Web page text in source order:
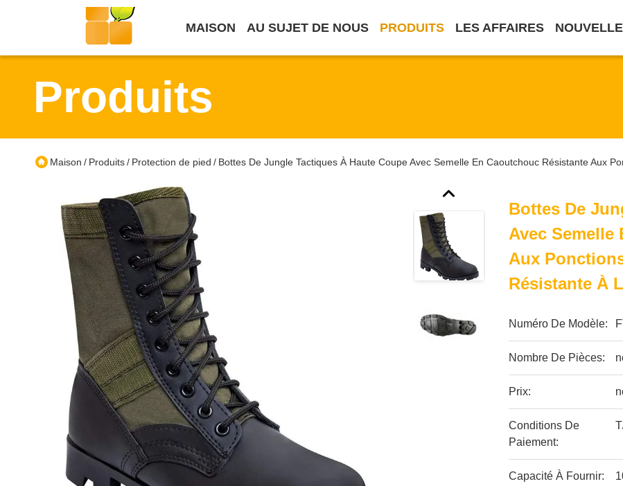
MAISON AU SUJET DE NOUS PRODUITS LES AFFAIRES
Produits
Maison / Produits/ Protection de pied / Bottes De Jungle Tactiques À Haute Coupe Avec Semelle En Caoutchouc Résistante Aux
Bottes De
Avec Semelle
Aux
Résistante À
Numéro De Modèle:
Nombre De Pièces:
Prix:
Conditions De
Paiement:
Capacité À Fournir: